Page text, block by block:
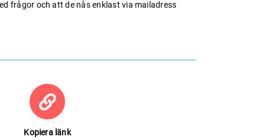
frågor och att de nås enklast via mailadress
Kopiera länk